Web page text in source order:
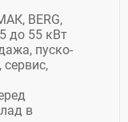
BERG,
до 55 кВт
пуско-
в